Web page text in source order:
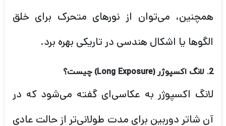
همچنین، می‌توان از نورهای متحرک برای خلق
الگوها یا اشکال هندسی در تاریکی بهره برد.
2. لانگ اکسپوژر (Long Exposure) چیست؟
لانگ اکسپوژر به عکاسی‌ای گفته می‌شود که در
آن شاتر دوربین برای مدت طولانی‌تر از حالت عادی